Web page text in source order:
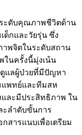
ะดับคุณภาพชีวิตด้าน
ด็กและวัยรุ่น ซึ่ง
าพจิตในระดับสถาน
ในครั้งนี้มุ่งเน้น
แลผู้ป่วยที่มีปัญหา
แพทย์และทีมสห
และมีประสิทธิภาพ ใน
ะลำดับขั้นการ
สารแนบเพื่อเตรียม